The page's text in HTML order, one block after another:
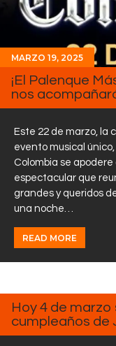
MARZO 19, 2025
¡El Palenque
nos
Este 22 de marzo, la
evento musical
Colombia se
espectacular que
grandes y queridos
una noche…
READ MORE
Hoy 4 de marzo
cumpleaños de